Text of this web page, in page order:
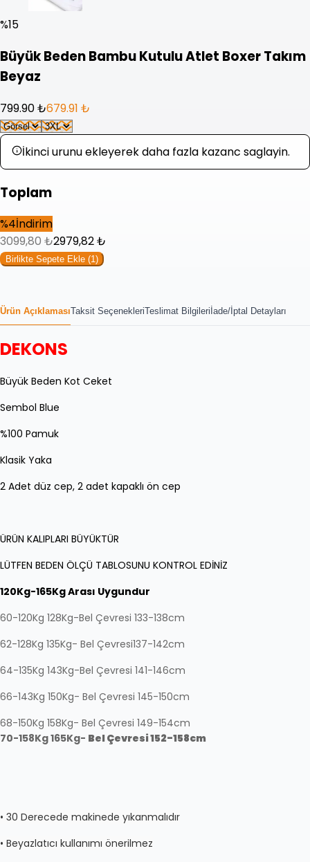
%15
Büyük Beden Bambu Kutulu Atlet Boxer Takım
Beyaz
799.90 ₺679.91 ₺
İkinci urunu ekleyerek daha fazla kazanc saglayin.
Toplam
%4İndirim
3099,80 ₺2979,82₺
Birlikte Sepete Ekle (1)
Ürün AçıklamasıTaksit SeçenekleriTeslimat Bilgileri İade/İptal Detayları
DEKONS
Büyük Beden Kot Ceket
Sembol Blue
%100 Pamuk
Klasik Yaka
2 Adet düz cep, 2 adet kapaklı ön cep
ÜRÜN KALIPLARI BÜYÜKTÜR
LÜTFEN BEDEN ÖLÇÜ TABLOSUNU KONTROL EDİNİZ
120Kg-165Kg Arası Uygundur
60-120Kg 128Kg-Bel Çevresi 133-138cm
62-128Kg 135Kg- Bel Çevresi137-142cm
64-135Kg 143Kg-Bel Çevresi 141-146cm
66-143Kg 150Kg- Bel Çevresi 145-150cm
68-150Kg 158Kg- Bel Çevresi 149-154cm
70-158Kg 165Kg- Bel Çevresi152-158cm
• 30 Derecede makinede yıkanmalıdır
• Beyazlatıcı kullanımı önerilmez